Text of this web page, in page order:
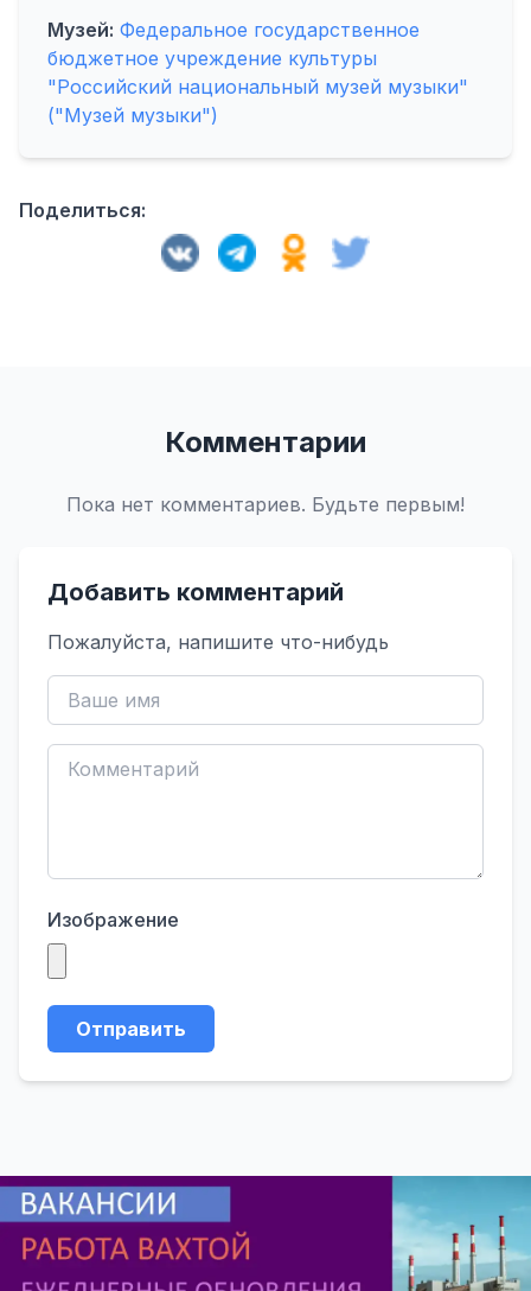
Музей: Федеральное государственное
бюджетное учреждение культуры
"Российский национальный музей музыки"
("Музей музыки")
Поделиться:
Комментарии
Пока нет комментариев. Будьте первым!
Добавить комментарий
Пожалуйста, напишите что-нибудь
Изображение
Отправить